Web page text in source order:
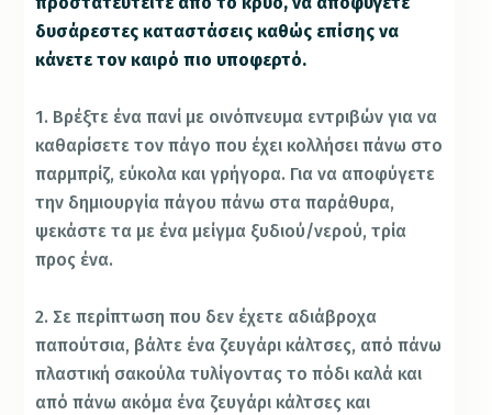
δυσάρεστες καταστάσεις καθώς επίσης να
κάνετε τον καιρό πιο υποφερτό.
1. Βρέξτε ένα πανί με οινόπνευμα εντριβών για να
καθαρίσετε τον πάγο που έχει κολλήσει πάνω στο
παρμπρίζ, εύκολα και γρήγορα. Για να αποφύγετε
την δημιουργία πάγου πάνω στα παράθυρα,
ψεκάστε τα με ένα μείγμα ξυδιού/νερού, τρία
προς ένα.
2. Σε περίπτωση που δεν έχετε αδιάβροχα
παπούτσια, βάλτε ένα ζευγάρι κάλτσες, από πάνω
πλαστική σακούλα τυλίγοντας το πόδι καλά και
από πάνω ακόμα ένα ζευγάρι κάλτσες και